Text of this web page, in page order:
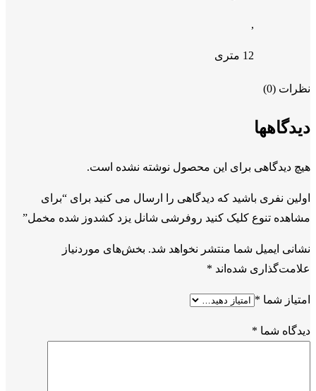
,
12 متری
نظرات (0)
دیدگاهها
هیچ دیدگاهی برای این محصول نوشته نشده است.
اولین نفری باشید که دیدگاهی را ارسال می کنید برای “برای
مشاهده تنوع کلیک کنید روفرشی شانل یزد کشدوز شده مخمل”
نشانی ایمیل شما منتشر نخواهد شد. بخش‌های موردنیاز
علامت‌گذاری شده‌اند *
امتیاز شما *
دیدگاه شما *